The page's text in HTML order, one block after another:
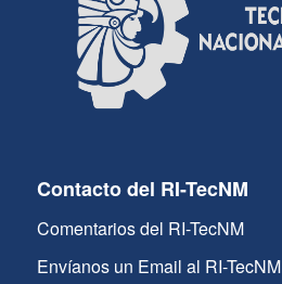
Contacto del RI-TecNM
Comentarios del RI-TecNM
Envíanos un Email al RI-TecNM